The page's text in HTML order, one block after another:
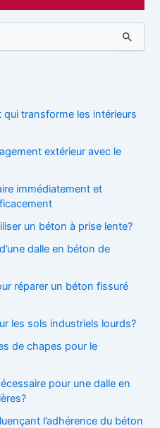
qui transforme les intérieurs
extérieur avec le
immédiatement et
un béton à prise lente?
dalle en béton de
réparer un béton fissuré
les sols industriels lourds?
de chapes pour le
pour une dalle en
l’adhérence du béton